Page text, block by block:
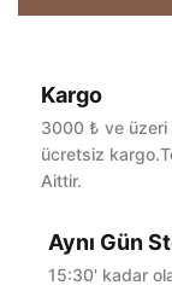
Kargo
3000 ₺ ve üzeri
ücretsiz
Aittir.
Aynı Gün
15:30' kadar